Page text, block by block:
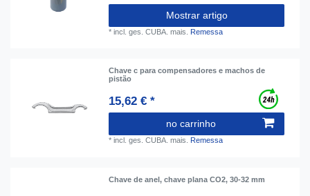
Mostrar artigo
*incl. ges. CUBA. mais. Remessa
Chave c para compensadores e machos de
pistão
15,62 € *
no carrinho
*incl. ges. CUBA. mais. Remessa
Сhave de anel, chave plana CO2, 30-32 mm